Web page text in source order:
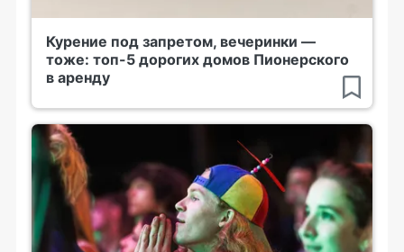
Курение под запретом, вечеринки —
тоже: топ-5 дорогих домов Пионерского
в аренду